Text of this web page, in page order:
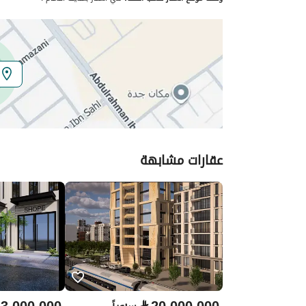
الموقع
المنطقة الشرقية
المدينة
المنار
اسم الشارع
حسن القرشي
الرمز البريدي
تفاصيل العقار
نوع الإعلان
للإيجار
استخدام العقار
-
نوع العقار
شقق
عقارات مشابهة